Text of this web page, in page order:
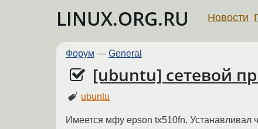
LINUX.ORG.RU Новости
Форум — General
[ubuntu] сетевой
ubuntu
Имеется мфу epson tx510fn. Устанавливал